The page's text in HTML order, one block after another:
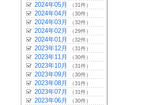
2024年05月 （31件）
2024年04月 （30件）
2024年03月 （32件）
2024年02月 （29件）
2024年01月 （32件）
2023年12月 （31件）
2023年11月 （30件）
2023年10月 （31件）
2023年09月 （30件）
2023年08月 （31件）
2023年07月 （31件）
2023年06月 （30件）